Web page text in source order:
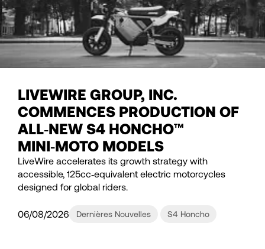
LIVEWIRE GROUP, INC.
COMMENCES PRODUCTION OF
ALL‑NEW S4 HONCHO™
MINI‑MOTO MODELS
LiveWire accelerates its growth strategy with
accessible, 125cc‑equivalent electric motorcycles
designed for global riders.
06/08/2026 Dernières Nouvelles S4 Honcho